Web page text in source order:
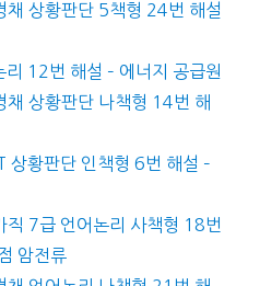
채 상황판단 5책형 24번 해설
12번 해설 – 에너지 공급원
상황판단 나책형 14번 해
황판단 인책형 6번 해설 –
직 7급 언어논리 사책형 18번
암전류